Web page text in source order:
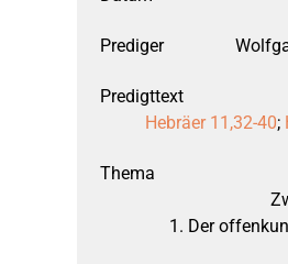
Hebräer 11,32-40;
1. Der